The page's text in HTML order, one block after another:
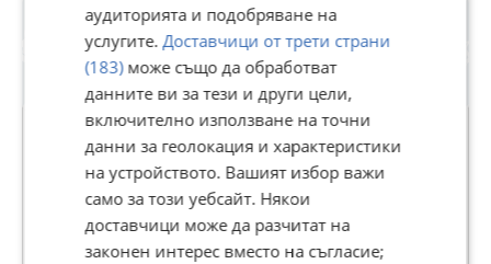
георги
В Bazar.BG от 16 май 2013г.
аудиторията и подобряване на
услугите. Доставчици от трети страни
(183)може също да обработват
данните ви за тези и други цели,
включително използване на точни
данни за геолокация и характеристики
на устройството. Вашият избор важи
само за този уебсайт. Някои
доставчици може да разчитат на
законен интерес вместо на съгласие;